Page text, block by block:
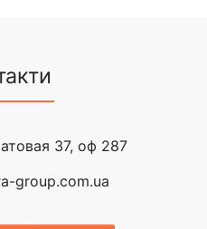
37, оф 287
group.com.ua